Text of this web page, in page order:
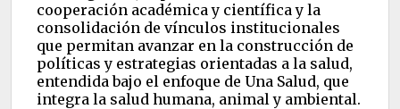
cooperación académica y científica y la
consolidación de vínculos institucionales
que permitan avanzar en la construcción de
políticas y estrategias orientadas a la salud,
entendida bajo el enfoque de Una Salud, que
integra la salud humana, animal y ambiental.